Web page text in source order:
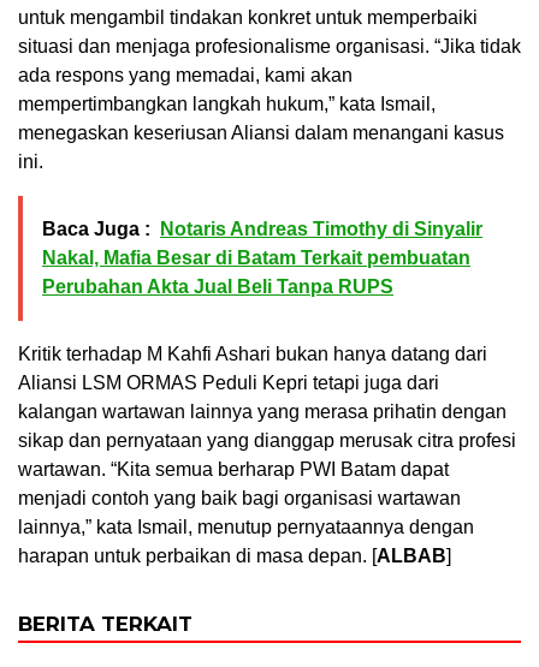
untuk mengambil tindakan konkret untuk memperbaiki
situasi dan menjaga profesionalisme organisasi. “Jika tidak
ada respons yang memadai, kami akan
mempertimbangkan langkah hukum,” kata Ismail,
menegaskan keseriusan Aliansi dalam menangani kasus
ini.
Baca Juga :
Notaris Andreas Timothy di Sinyalir
Nakal, Mafia Besar di Batam Terkait pembuatan
Perubahan Akta Jual Beli Tanpa RUPS
Kritik terhadap M Kahfi Ashari bukan hanya datang dari
Aliansi LSM ORMAS Peduli Kepri tetapi juga dari
kalangan wartawan lainnya yang merasa prihatin dengan
sikap dan pernyataan yang dianggap merusak citra profesi
wartawan. “Kita semua berharap PWI Batam dapat
menjadi contoh yang baik bagi organisasi wartawan
lainnya,” kata Ismail, menutup pernyataannya dengan
harapan untuk perbaikan di masa depan. [ALBAB]
BERITA TERKAIT